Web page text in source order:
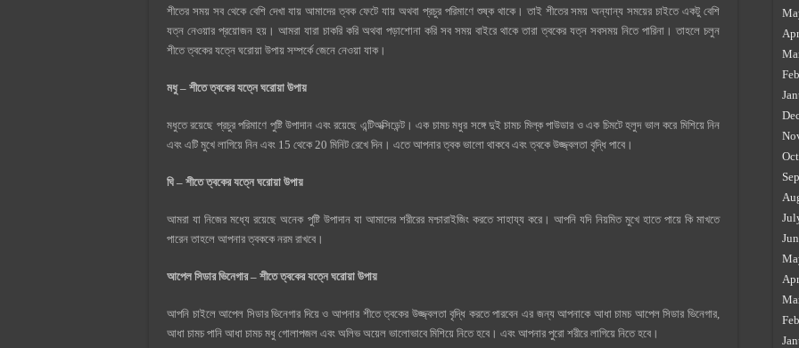
শীতের সময় সব থেকে বেশি দেখা যায় আমাদের ত্বক ফেটে যায় অথবা প্রচুর পরিমাণে শুষ্ক থাকে। তাই শীতের সময় অন্যান্য সময়ের চাইতে একটু বেশি
যত্ন নেওয়ার প্রয়োজন হয়। আমরা যারা চাকরি করি অথবা পড়াশোনা করি সব সময় বাইরে থাকে তারা ত্বকের যত্ন সবসময় নিতে পারিনা। তাহলে চলুন
শীতে ত্বকের যত্নে ঘরোয়া উপায় সম্পর্কে জেনে নেওয়া যাক।
মধু – শীতে ত্বকের যত্নে ঘরোয়া উপায়
মধুতে রয়েছে প্রচুর পরিমাণে পুষ্টি উপাদান এবং রয়েছে এন্টিঅক্সিডেন্ট। এক চামচ মধুর সঙ্গে দুই চামচ মিল্ক পাউডার ও এক চিমটে হলুদ ভাল করে মিশিয়ে নিন
এবং এটি মুখে লাগিয়ে নিন এবং 15 থেকে 20 মিনিট রেখে দিন। এতে আপনার ত্বক ভালো থাকবে এবং ত্বকে উজ্জ্বলতা বৃদ্ধি পাবে।
ঘি – শীতে ত্বকের যত্নে ঘরোয়া উপায়
আমরা যা নিজের মধ্যে রয়েছে অনেক পুষ্টি উপাদান যা আমাদের শরীরের মশ্চারাইজিং করতে সাহায্য করে। আপনি যদি নিয়মিত মুখে হাতে পায়ে কি মাখতে
পারেন তাহলে আপনার ত্বককে নরম রাখবে।
আপেল সিডার ভিনেগার – শীতে ত্বকের যত্নে ঘরোয়া উপায়
আপনি চাইলে আপেল সিডার ভিনেগার দিয়ে ও আপনার শীতে ত্বকের উজ্জ্বলতা বৃদ্ধি করতে পারবেন এর জন্য আপনাকে আধা চামচ আপেল সিডার ভিনেগার,
আধা চামচ পানি আধা চামচ মধু গোলাপজল এবং অলিভ অয়েল ভালোভাবে মিশিয়ে নিতে হবে। এবং আপনার পুরো শরীরে লাগিয়ে নিতে হবে।